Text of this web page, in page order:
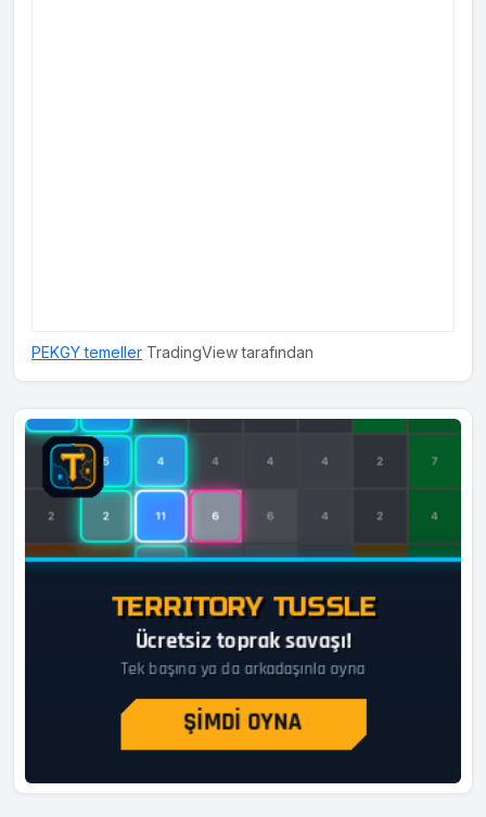
PEKGY temeller TradingView tarafından